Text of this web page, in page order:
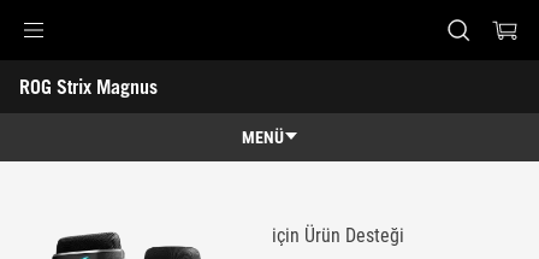
Accessibility links
Skip to content
Accessibility Help
Skip to Menu
ASUS Footer
ROG Strix Magnus
-
MENÜ
Genel Bakış
Teknik Özellikler için Ürün Desteği